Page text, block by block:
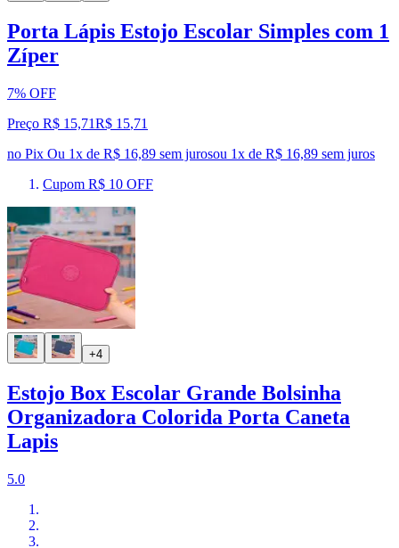
Porta Lápis Estojo Escolar Simples com 1
Zíper
7% OFF
Preço R$ 15,71R$ 15,71
no Pix Ou 1x de R$ 16,89 sem jurosou 1x de R$ 16,89 sem juros
Cupom R$ 10 OFF
+4
Estojo Box Escolar Grande Bolsinha
Organizadora Colorida Porta Caneta
Lapis
5.0